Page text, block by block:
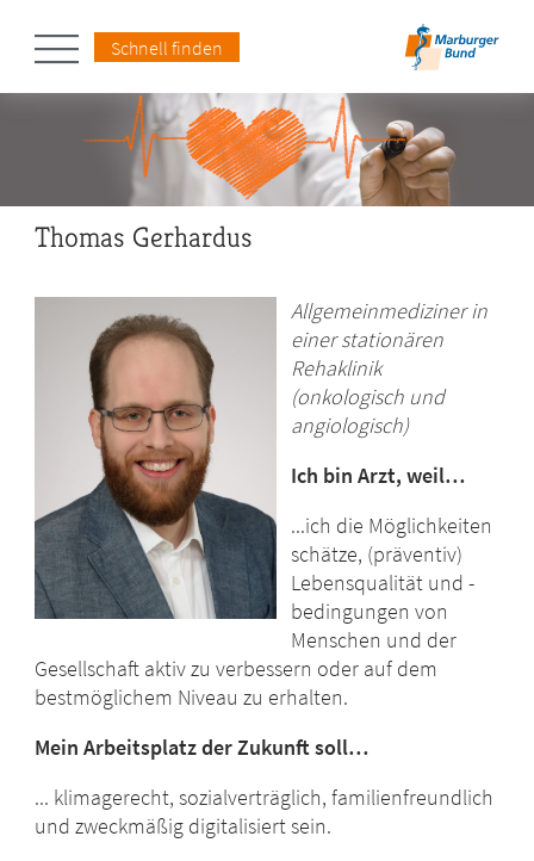
Schnell finden
Thomas Gerhardus
Allgemeinmediziner in
einer stationären
Rehaklinik
(onkologisch und
angiologisch)
Ich bin Arzt, weil…
...ich die Möglichkeiten
schätze, (präventiv)
Lebensqualität und -
bedingungen von
Menschen und der
Gesellschaft aktiv zu verbessern oder auf dem
bestmöglichem Niveau zu erhalten.
Mein Arbeitsplatz der Zukunft soll…
... klimagerecht, sozialverträglich, familienfreundlich
und zweckmäßig digitalisiert sein.